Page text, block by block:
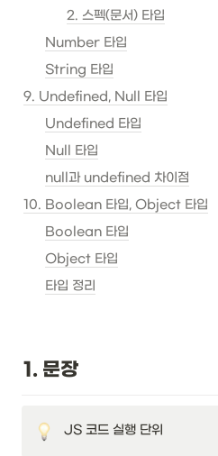
2. 스펙(문서) 타입
Number 타입
String 타입
9. Undefined, Null 타입
Undefined 타입
Null 타입
null과 undefined 차이점
10. Boolean 타입, Object 타입
Boolean 타입
Object 타입
타입 정리
1. 문장
JS 코드 실행 단위